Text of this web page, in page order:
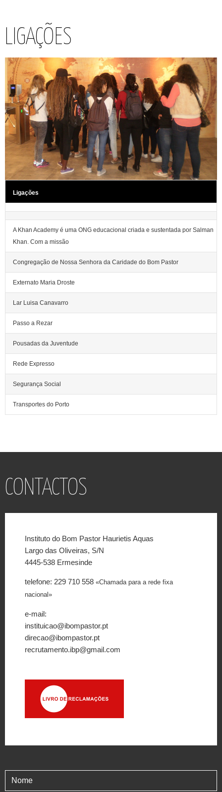
LIGAÇÕES
Ligações
A Khan Academy é uma ONG educacional criada e sustentada por Salman
Khan. Com a missão
Congregação de Nossa Senhora da Caridade do Bom Pastor
Externato Maria Droste
Lar Luisa Canavarro
Passo a Rezar
Pousadas da Juventude
Rede Expresso
Segurança Social
Transportes do Porto
CONTACTOS
Instituto do Bom Pastor Haurietis Aquas
Largo das Oliveiras, S/N
4445-538 Ermesinde
telefone: 229 710 558 «Chamada para a rede fixa
nacional»
e-mail:
instituicao@ibompastor.pt
direcao@ibompastor.pt
recrutamento.ibp@gmail.com